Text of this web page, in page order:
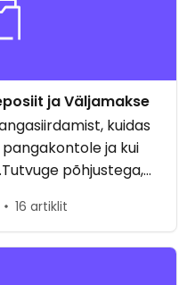
ja Väljamakse
kuidas
ja kui
põhjustega,
tagasi lükata, ja
tõsta.
16 artiklit